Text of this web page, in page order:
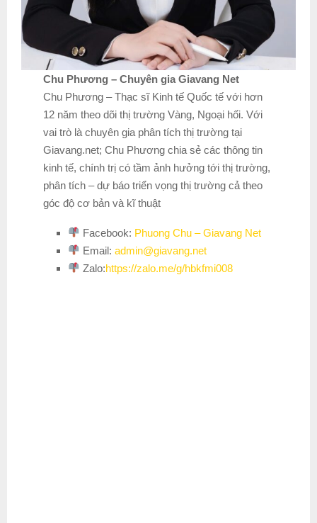
Chu Phương – Chuyên gia Giavang Net
Chu Phương – Thạc sĩ Kinh tế Quốc tế với hơn
12 năm theo dõi thị trường Vàng, Ngoại hối. Với
vai trò là chuyên gia phân tích thị trường tại
Giavang.net; Chu Phương chia sẻ các thông tin
kinh tế, chính trị có tầm ảnh hưởng tới thị trường,
phân tích – dự báo triển vọng thị trường cả theo
góc độ cơ bản và kĩ thuật
Facebook: Phuong Chu – Giavang Net
Email:admin@giavang.net
Zalo:https://zalo.me/g/hbkfmi008